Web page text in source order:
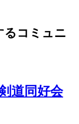
るコミュニ
道同好会